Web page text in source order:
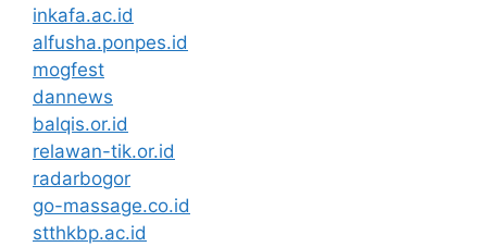
inkafa.ac.id
alfusha.ponpes.id
mogfest
dannews
balqis.or.id
relawan-tik.or.id
radarbogor
go-massage.co.id
stthkbp.ac.id